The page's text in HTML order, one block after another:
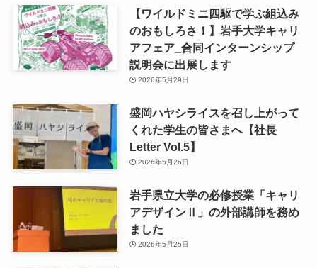
【ワイルドミニ四駆で学ぶ組込み
のおもしろさ！】岩手大学キャリ
アフェア_合同インターンシップ
説明会に出展します
2026年5月29日
盛岡ハヤシライスを召し上がって
くれた学生の皆さまへ【社長
Letter Vol.5】
2026年5月26日
岩手県立大学の必修授業「キャリ
アデザインⅡ」の外部講師を務め
ました
2026年5月25日